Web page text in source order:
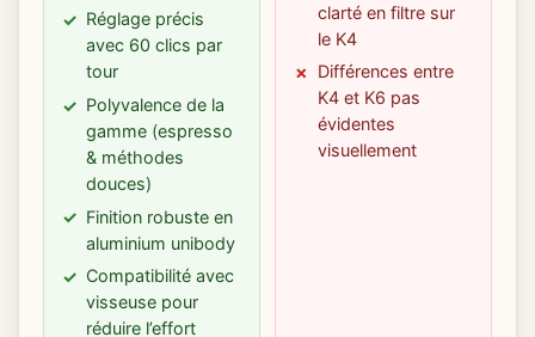
Réglage précis
avec 60 clics par
tour
Polyvalence de la
gamme (espresso
& méthodes
douces)
Finition robuste en
aluminium unibody
Compatibilité avec
visseuse pour
réduire l’effort
clarté en filtre sur
le K4
Différences entre
K4 et K6 pas
évidentes
visuellement